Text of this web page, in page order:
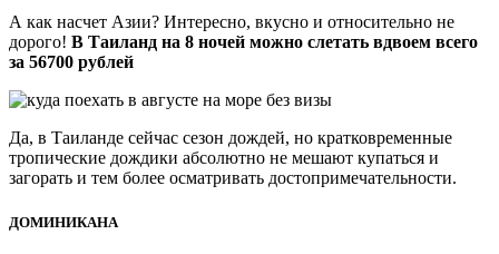
А как насчет Азии? Интересно, вкусно и относительно не
дорого! В Таиланд на 8 ночей можно слетать вдвоем всего
за 56700 рублей
Да, в Таиланде сейчас сезон дождей, но кратковременные
тропические дождики абсолютно не мешают купаться и
загорать и тем более осматривать достопримечательности.
ДОМИНИКАНА